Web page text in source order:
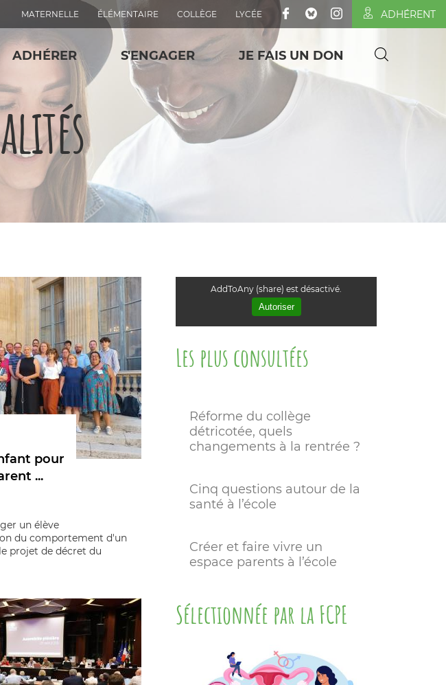
MATERNELLE ÉLÉMENTAIRE COLLÈGE LYCÉE ADHÉRENT
ADHÉRER S'ENGAGER JE FAIS UN DON
pour
...
un élève
du comportement d'un
projet de décret du
AddToAny (share) est désactivé.
Autoriser
Les plus consultées
Réforme du collège
détricotée, quels
changements à la rentrée ?
Cinq questions autour de la
santé à l’école
Créer et faire vivre un
espace parents à l’école
Sélectionnée par la FCPE